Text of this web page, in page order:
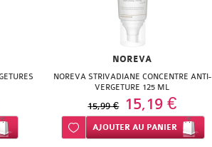
NOREVA
NOREVA STRIVADIANE CONCENTRE ANTI-
VERGETURE 125 ML
15,99 € 15,19 €
Ajouter à ma liste d’envie
AJOUTER AU PANIER